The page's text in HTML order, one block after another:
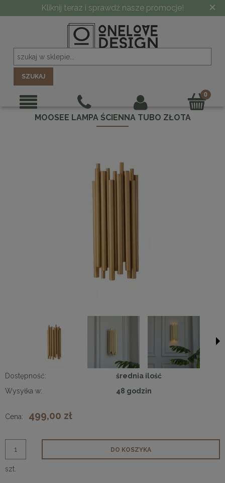
Kliknij teraz i sprawdź nasze promocje! ×
SZUKAJ
MOOSEE LAMPA ŚCIENNA TUBO ZŁOTA
Dostępność:
średnia ilość
Wysyłka w:
48 godzin
Cena: 499,00 zł
szt.
DO KOSZYKA